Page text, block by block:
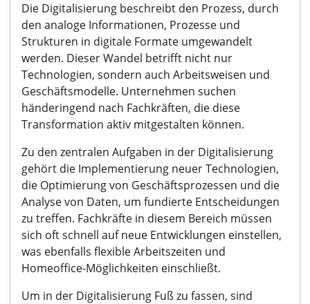
Die Digitalisierung beschreibt den Prozess, durch
den analoge Informationen, Prozesse und
Strukturen in digitale Formate umgewandelt
werden. Dieser Wandel betrifft nicht nur
Technologien, sondern auch Arbeitsweisen und
Geschäftsmodelle. Unternehmen suchen
händeringend nach Fachkräften, die diese
Transformation aktiv mitgestalten können.
Zu den zentralen Aufgaben in der Digitalisierung
gehört die Implementierung neuer Technologien,
die Optimierung von Geschäftsprozessen und die
Analyse von Daten, um fundierte Entscheidungen
zu treffen. Fachkräfte in diesem Bereich müssen
sich oft schnell auf neue Entwicklungen einstellen,
was ebenfalls flexible Arbeitszeiten und
Homeoffice-Möglichkeiten einschließt.
Um in der Digitalisierung Fuß zu fassen, sind